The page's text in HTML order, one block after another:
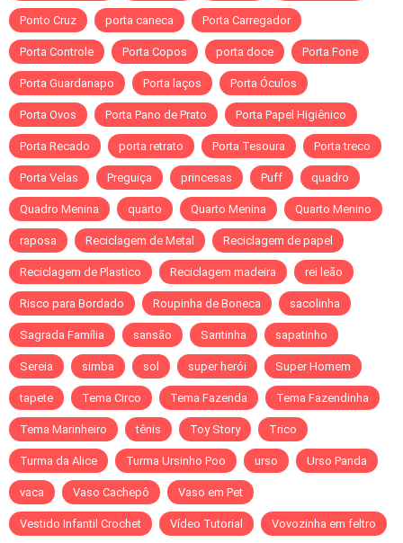
Ponto Cruz porta caneca Porta Carregador
Porta Controle Porta Copos porta doce Porta Fone
Porta Guardanapo Porta laços Porta Óculos
Porta Ovos Porta Pano de Prato Porta Papel Higiênico
Porta Recado porta retrato Porta Tesoura Porta treco
Porta Velas Preguiça princesas Puff quadro
Quadro Menina quarto Quarto Menina Quarto Menino
raposa Reciclagem de Metal Reciclagem de papel
Reciclagem de Plastico Reciclagem madeira rei leão
Risco para Bordado Roupinha de Boneca sacolinha
Sagrada Família sansão Santinha sapatinho
Sereia simba sol super herói Super Homem
tapete Tema Circo Tema Fazenda Tema Fazendinha
Tema Marinheiro tênis Toy Story Trico
Turma da Alice Turma Ursinho Poo urso Urso Panda
vaca Vaso Cachepô Vaso em Pet
Vestido Infantil Crochet Vídeo Tutorial Vovozinha em feltro